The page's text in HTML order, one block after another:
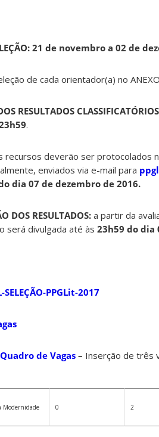
21 de novembro a 02 de
de cada orientador(a) no
RESULTADOS
.
recursos deverão ser protocolados
enviados via e-mail para
dia 07 de dezembro de 2016.
DOS RESULTADOS: a partir da
será divulgada até às 23h59 do dia
SELEÇÃO-PPGLit-2017
de Vagas – Inserção de três
Modernidade 0 2